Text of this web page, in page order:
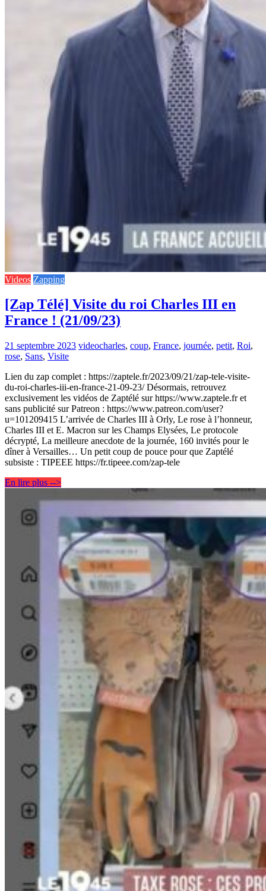
Videos Zapping
[Zap Télé] Visite du roi Charles III en
France ! (21/09/23)
21 septembre 2023 videocharles, coup, France, journée, petit, Roi,
rose, Sans, Visite
Lien du zap complet : https://zaptele.fr/2023/09/21/zap-tele-visite-
du-roi-charles-iii-en-france-21-09-23/ Désormais, retrouvez
exclusivement les vidéos de Zaptélé sur https://www.zaptele.fr et
sans publicité sur Patreon : https://www.patreon.com/user?
u=101209415 L’arrivée de Charles III à Orly, Le rose à l’honneur,
Charles III et E. Macron sur les Champs Elysées, Le protocole
décrypté, La meilleure anecdote de la journée, 160 invités pour le
dîner à Versailles… Un petit coup de pouce pour que Zaptélé
subsiste : TIPEEE https://fr.tipeee.com/zap-tele
En lire plus -->